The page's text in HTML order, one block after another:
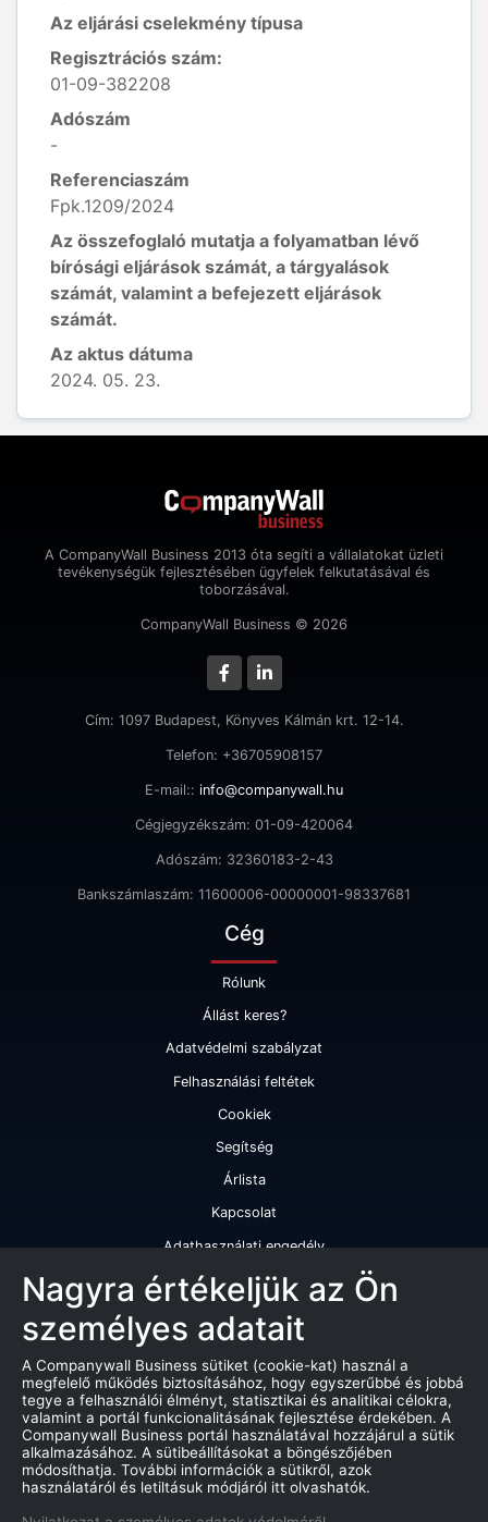
Az eljárási cselekmény típusa
Regisztrációs szám:
01-09-382208
Adószám
-
Referenciaszám
Fpk.1209/2024
Az összefoglaló mutatja a folyamatban lévő
bírósági eljárások számát, a tárgyalások
számát, valamint a befejezett eljárások
számát.
Az aktus dátuma
2024. 05. 23.
A CompanyWall Business 2013 óta segíti a vállalatokat üzleti
tevékenységük fejlesztésében ügyfelek felkutatásával és
toborzásával.
CompanyWall Business © 2026
Cím: 1097 Budapest, Könyves Kálmán krt. 12-14.
Telefon: +36705908157
E-mail:: info@companywall.hu
Cégjegyzékszám: 01-09-420064
Adószám: 32360183-2-43
Bankszámlaszám: 11600006-00000001-98337681
Cég
Rólunk
Állást keres?
Adatvédelmi szabályzat
Felhasználási feltétek
Cookiek
Segítség
Árlista
Kapcsolat
Adathasználati engedély
Szolgáltatásaink
Cégminősítés
Cégminősítési riport
Kiváló cégminősítési tanúsítvány
Termékek
Companywall Business - Adattovábbítási szerződés
Nagyra értékeljük az Ön
személyes adatait
A Companywall Business sütiket (cookie-kat) használ a
megfelelő működés biztosításához, hogy egyszerűbbé és jobbá
tegye a felhasználói élményt, statisztikai és analitikai célokra,
valamint a portál funkcionalitásának fejlesztése érdekében. A
Companywall Business portál használatával hozzájárul a sütik
alkalmazásához. A sütibeállításokat a böngészőjében
módosíthatja. További információk a sütikről, azok
használatáról és letiltásuk módjáról itt olvashatók.